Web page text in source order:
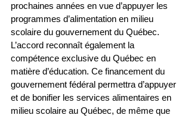
prochaines années en vue d’appuyer les
programmes d’alimentation en milieu
scolaire du gouvernement du Québec.
L’accord reconnaît également la
compétence exclusive du Québec en
matière d’éducation. Ce financement du
gouvernement fédéral permettra d’appuyer
et de bonifier les services alimentaires en
milieu scolaire au Québec, de même que